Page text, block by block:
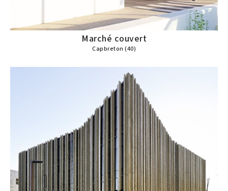
Marché couvert
Capbreton (40)